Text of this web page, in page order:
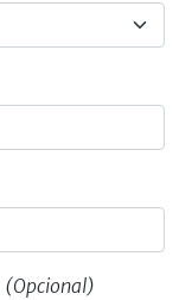
(Opcional)